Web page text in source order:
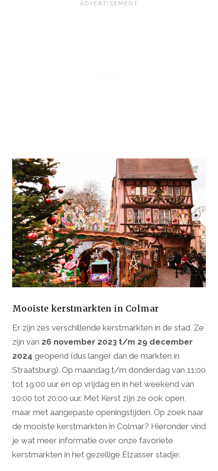
Mooiste kerstmarkten in Colmar
Er zijn zes verschillende kerstmarkten in de stad. Ze
zijn van 26 november 2023 t/m 29 december
2024 geopend (dus langer dan de markten in
Straatsburg). Op maandag t/m donderdag van 11:00
tot 19:00 uur en op vrijdag en in het weekend van
10:00 tot 20:00 uur. Met Kerst zijn ze ook open,
maar met aangepaste openingstijden. Op zoek naar
de mooiste kerstmarkten in Colmar? Hieronder vind
je wat meer informatie over onze favoriete
kerstmarkten in het gezellige Elzasser stadje: